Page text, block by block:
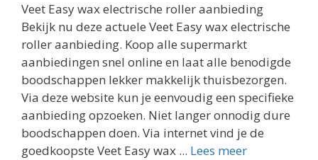
Veet Easy wax electrische roller aanbieding
Bekijk nu deze actuele Veet Easy wax electrische
roller aanbieding. Koop alle supermarkt
aanbiedingen snel online en laat alle benodigde
boodschappen lekker makkelijk thuisbezorgen.
Via deze website kun je eenvoudig een specifieke
aanbieding opzoeken. Niet langer onnodig dure
boodschappen doen. Via internet vind je de
goedkoopste Veet Easy wax ... Lees meer